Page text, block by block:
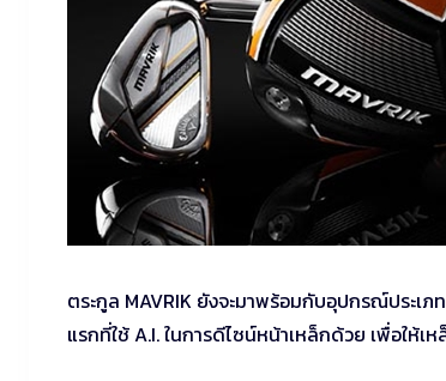
ตระกูล MAVRIK ยังจะมาพร้อมกับอุปกรณ์ประเ
แรกที่ใช้ A.I. ในการดีไซน์หน้าเหล็กด้วย เพื่อให้